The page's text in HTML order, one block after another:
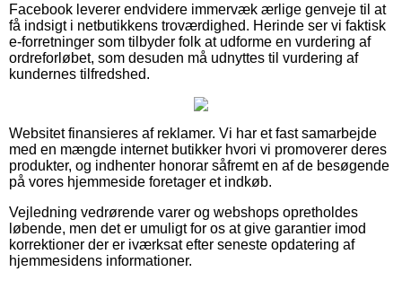
Facebook leverer endvidere immervæk ærlige genveje til at
få indsigt i netbutikkens troværdighed. Herinde ser vi faktisk
e-forretninger som tilbyder folk at udforme en vurdering af
ordreforløbet, som desuden må udnyttes til vurdering af
kundernes tilfredshed.
Websitet finansieres af reklamer. Vi har et fast samarbejde
med en mængde internet butikker hvori vi promoverer deres
produkter, og indhenter honorar såfremt en af de besøgende
på vores hjemmeside foretager et indkøb.
Vejledning vedrørende varer og webshops opretholdes
løbende, men det er umuligt for os at give garantier imod
korrektioner der er iværksat efter seneste opdatering af
hjemmesidens informationer.